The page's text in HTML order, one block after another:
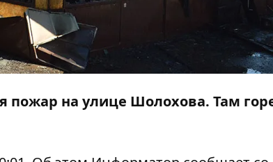
пожар на улице Шолохова. Там